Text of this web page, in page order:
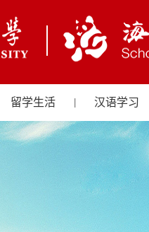
留学生活 汉语学习